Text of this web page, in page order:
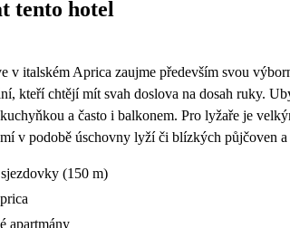
tento hotel
v italském Aprica zaujme především svou
kteří chtějí mít svah doslova na dosah ruky.
a často i balkonem. Pro lyžaře je
v podobě úschovny lyží či blízkých půjčoven a
(150 m)
apartmány